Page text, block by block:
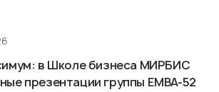
в Школе бизнеса МИРБИС
презентации группы EMBA-52